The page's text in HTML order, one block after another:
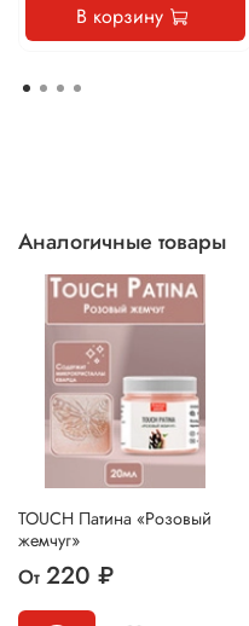
В корзину
Аналогичные товары
TOUCH Патина «Розовый
жемчуг»
От 220 ₽